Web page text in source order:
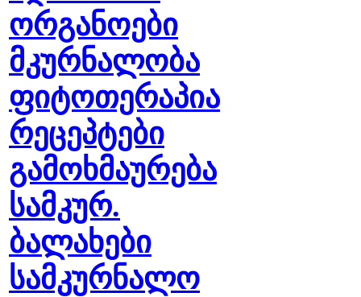
ორგანოები
მკურნალობა
ფიტოთერაპია
რეცეპტები
გამოხმაურება
სამკურ.
ბალახები
სამკურნალო